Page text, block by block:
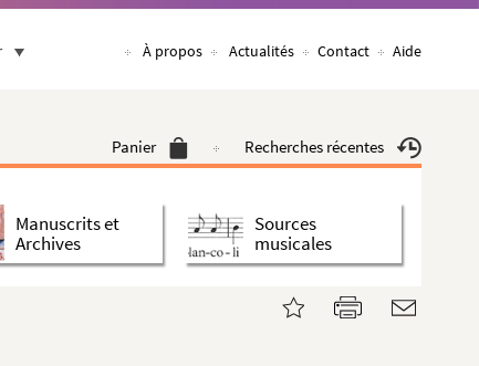
À propos Actualités Contact Aide
Panier Recherches récentes
Manuscrits et
Archives
Sources
musicales